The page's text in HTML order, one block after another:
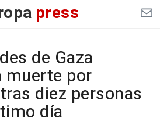
press
de Gaza
muerte por
diez personas
día